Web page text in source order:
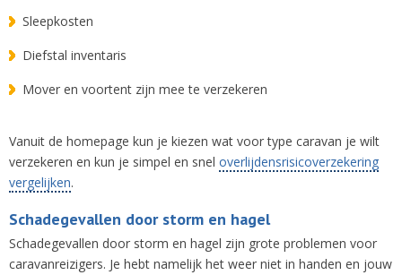
Sleepkosten
Diefstal inventaris
Mover en voortent zijn mee te verzekeren
Vanuit de homepage kun je kiezen wat voor type caravan je wilt
verzekeren en kun je simpel en snel overlijdensrisicoverzekering
vergelijken.
Schadegevallen door storm en hagel
Schadegevallen door storm en hagel zijn grote problemen voor
caravanreizigers. Je hebt namelijk het weer niet in handen en jouw